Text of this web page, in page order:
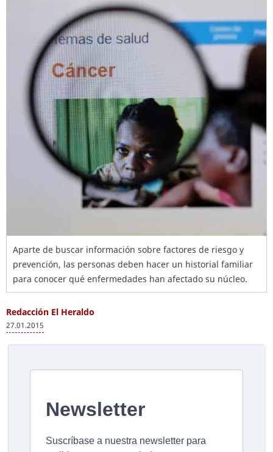
Aparte de buscar información sobre factores de riesgo y
prevención, las personas deben hacer un historial familiar
para conocer qué enfermedades han afectado su núcleo.
Redacción El Heraldo
27.01.2015